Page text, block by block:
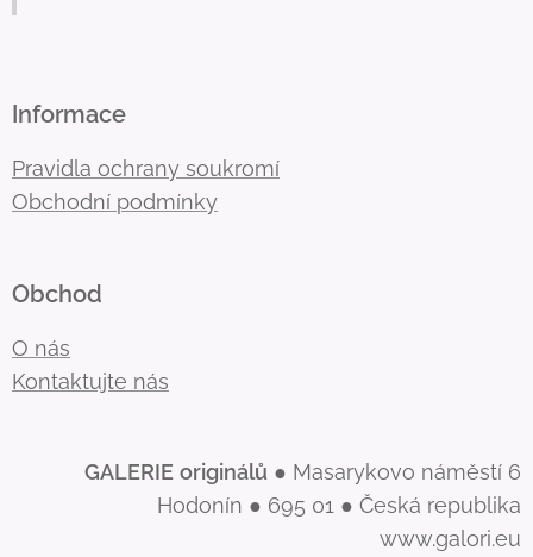
Informace
Pravidla ochrany soukromí
Obchodní podmínky
Obchod
O nás
Kontaktujte nás
GALERIE originálů ● Masarykovo náměstí 6
Hodonín ● 695 01 ● Česká republika
www.galori.eu